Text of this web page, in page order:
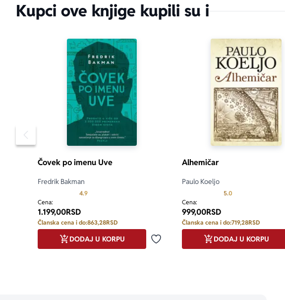
Kupci ove knjige kupili su i
Pomeranje sadržaja slajdera u levo
Čovek po imenu Uve
Fredrik Bakman
4.9Prosecna ocena je 4.9 od 5
Cena:
1.199,00RSD
Članska cena i do:863,28RSD
Dodaj u omiljene
DODAJ U KORPU
Alhemičar
Paulo Koeljo
5.0
Cena:
999,00RSD
Članska cena i do:719,28RSD
DODAJ U KORPU